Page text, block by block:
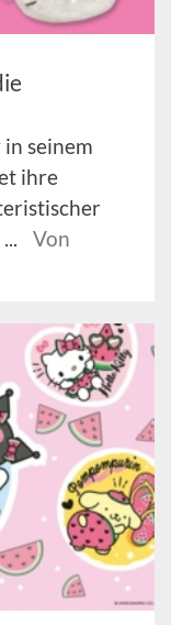
seinem
ihre
Von